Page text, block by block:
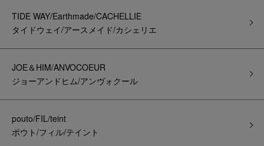
TIDE WAY/Earthmade/CACHELLIE
タイドウェイ/アースメイド/カシェリエ
JOE＆HIM/ANVOCOEUR
ジョーアンドヒム/アンヴォクール
pouto/FIL/teint
ポウト/フィル/テイント